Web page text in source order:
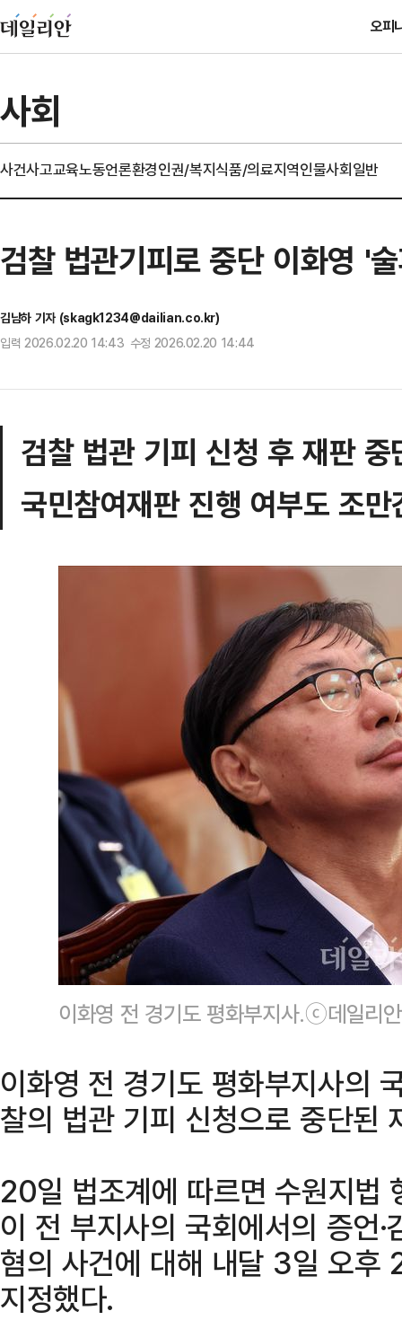
오피
사회
사건사고교육노동언론환경인권/복지식품/의료지역인물사회일반
검찰 법관기피로 중단 이화영 '
김남하 기자 (skagk1234@dailian.co.kr)
입력 2026.02.20 14:43 수정 2026.02.20 14:44
검찰 법관 기피 신청 후 재판
국민참여재판 진행 여부도 조
이화영 전 경기도 평화부지사.ⓒ데일리
이화영 전 경기도 평화부지사의
찰의 법관 기피 신청으로 중단된
20일 법조계에 따르면 수원지법
이 전 부지사의 국회에서의 증언
혐의 사건에 대해 내달 3일 오후
지정했다.